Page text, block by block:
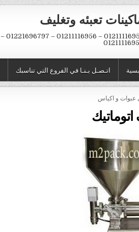
تعبئه وتغليف
01211116954 – 01211116956 – 01221696797 –
اتـصـل بـنـا في الفروع التي تناسبك